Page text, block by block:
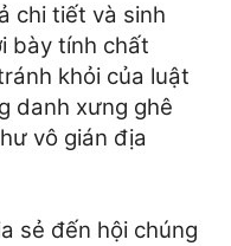
chi tiết và sinh
bày tính chất
khỏi của luật
danh xưng ghê
vô gián địa
sẻ đến hội chúng